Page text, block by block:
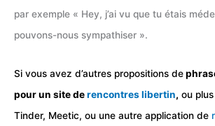
par exemple « Hey, j’ai vu que tu étais
pouvons-nous sympathiser ».
Si vous avez d’autres propositions de
pour un site derencontres libertin, ou
Tinder, Meetic, ou une autre application de